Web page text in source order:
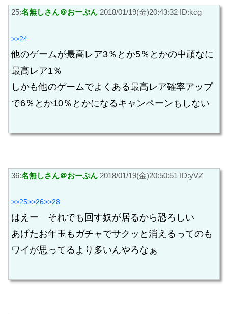
25:名無しさん＠おーぷん 2018/01/19(金)20:43:32 ID:kcg
>>24
他のゲームが最高レア3％とか5％とかの中頑なに
最高レア1％
しかも他のゲームでよくある最高レア確率アップ
で6％とか10％とかになるキャンペーンもしない
36:名無しさん＠おーぷん 2018/01/19(金)20:50:51 ID:yVZ
>>25>>26>>28
はえー それでも回す奴が居るから恐ろしい
あげたお年玉もガチャでサクッと消えるってのも
ワイが思ってるより多いんやろなぁ